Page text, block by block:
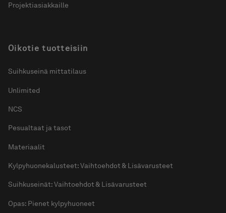
Projektiasiakkaille
Oikotie tuotteisiin
Suihkuseinä mittatilaus
Unlimited
NCS
Pesualtaat ja tasot
Materiaalit
Kylpyhuonekalusteet: Vaihtoehdot & Lisävarusteet
Suihkuseinät: Vaihtoehdot & Lisävarusteet
Opas: Pienet kylpyhuoneet